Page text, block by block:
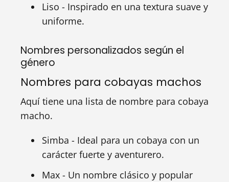
Liso - Inspirado en una textura suave y
uniforme.
Nombres personalizados según el
género
Nombres para cobayas machos
Aquí tiene una lista de nombre para cobaya
macho.
Simba - Ideal para un cobaya con un
carácter fuerte y aventurero.
Max - Un nombre clásico y popular